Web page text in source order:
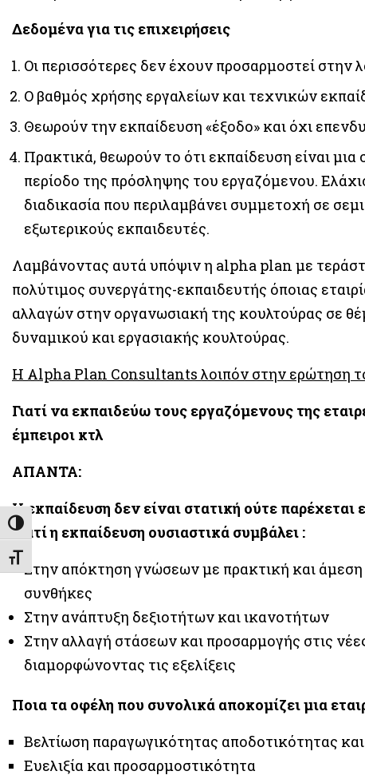
Εναλλαγή Υψηλής Αντίθεσης
Εναλλαγή Μεγέθους Γραμμάτων
Δεδομένα για τις επιχειρήσεις
Οι περισσότερες δεν έχουν προσαρμοστεί στην
Ο βαθμός χρήσης εργαλείων και τεχνικών
Θεωρούν την εκπαίδευση «έξοδο» και όχι
Πρακτικά, θεωρούν το ότι εκπαίδευση είναι
περίοδο της πρόσληψης του εργαζόμενου.
διαδικασία που περιλαμβάνει συμμετοχή σε
εξωτερικούς εκπαιδευτές.
Λαμβάνοντας αυτά υπόψιν η alpha plan με
πολύτιμος συνεργάτης-εκπαιδευτής όποιας
αλλαγών στην οργανωσιακή της κουλτούρας σε
δυναμικού και εργασιακής κουλτούρας.
Η Alpha Plan Consultants λοιπόν στην ερώτηση
Γιατί να εκπαιδεύω τους εργαζόμενους της
έμπειροι κτλ
ΑΠΑΝΤΑ:
Η εκπαίδευση δεν είναι στατική ούτε παρέχεται
Γιατί η εκπαίδευση ουσιαστικά συμβάλει :
Στην απόκτηση γνώσεων με πρακτική και
συνθήκες
Στην ανάπτυξη δεξιοτήτων και ικανοτήτων
Στην αλλαγή στάσεων και προσαρμογής στις
διαμορφώνοντας τις εξελίξεις
Ποια τα οφέλη που συνολικά αποκομίζει μια
Βελτίωση παραγωγικότητας αποδοτικότητας
Ευελιξία και προσαρμοστικότητα